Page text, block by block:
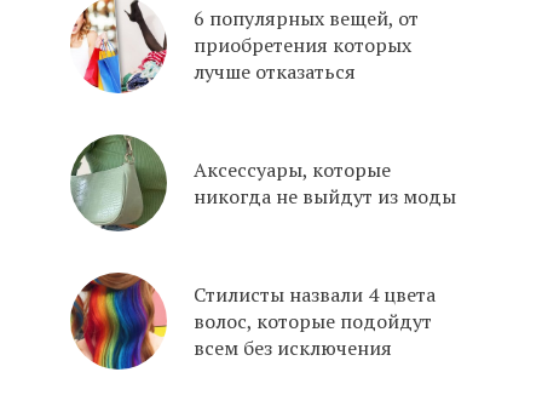
6 популярных вещей, от
приобретения которых
лучше отказаться
Аксессуары, которые
никогда не выйдут из моды
Стилисты назвали 4 цвета
волос, которые подойдут
всем без исключения